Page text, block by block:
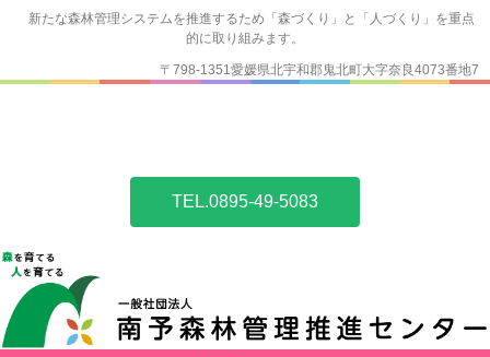
新たな森林管理システムを推進するため「森づくり」と「人づくり」を重点
的に取り組みます。
TEL.0895-49-5083
〒798-1351愛媛県北宇和郡鬼北町大字奈良4073番地7